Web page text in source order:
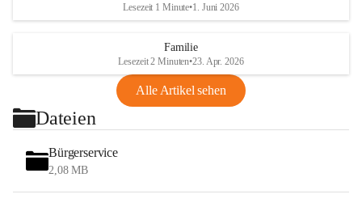
Lesezeit 1 Minute•1. Juni 2026
Familie
Lesezeit 2 Minuten•23. Apr. 2026
Alle Artikel sehen
Dateien
Bürgerservice
2,08 MB